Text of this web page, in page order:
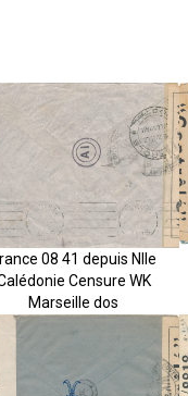
08 41 depuis Nlle
Censure WK
Marseille dos